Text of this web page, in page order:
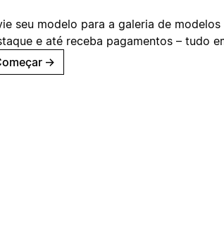
seu modelo para a galeria de
e até receba pagamentos – tudo
→